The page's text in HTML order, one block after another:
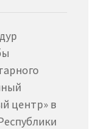
центр» в